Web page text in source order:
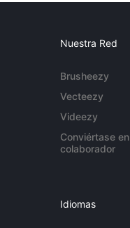
Nuestra Red
Brusheezy
Vecteezy
Videezy
Conviértase en
colaborador
Idiomas